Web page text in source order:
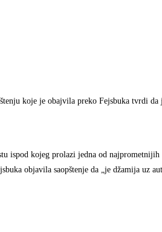
koje je obajvila preko Fejsbuka tvrdi
ispod kojeg prolazi jedna od
objavila saopštenje da „je džamija uz